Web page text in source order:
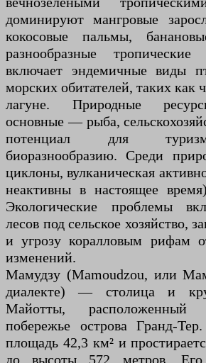
доминируют мангровые
кокосовые пальмы,
разнообразные
включает эндемичные виды
морских обитателей, таких как
лагуне. Природные
основные — рыба,
потенциал для
биоразнообразию. Среди
циклоны, вулканическая
неактивны в настоящее
Экологические проблемы
лесов под сельское хозяйство,
и угрозу коралловым рифам
изменений.
Мамудзу (Mamoudzou, или
диалекте) — столица и
Майотты, расположенный
побережье острова Гранд-
площадь 42,3 км² и
до высоты 572 метров.